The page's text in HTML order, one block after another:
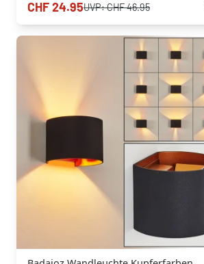
CHF 24.95UVP:CHF 46.95